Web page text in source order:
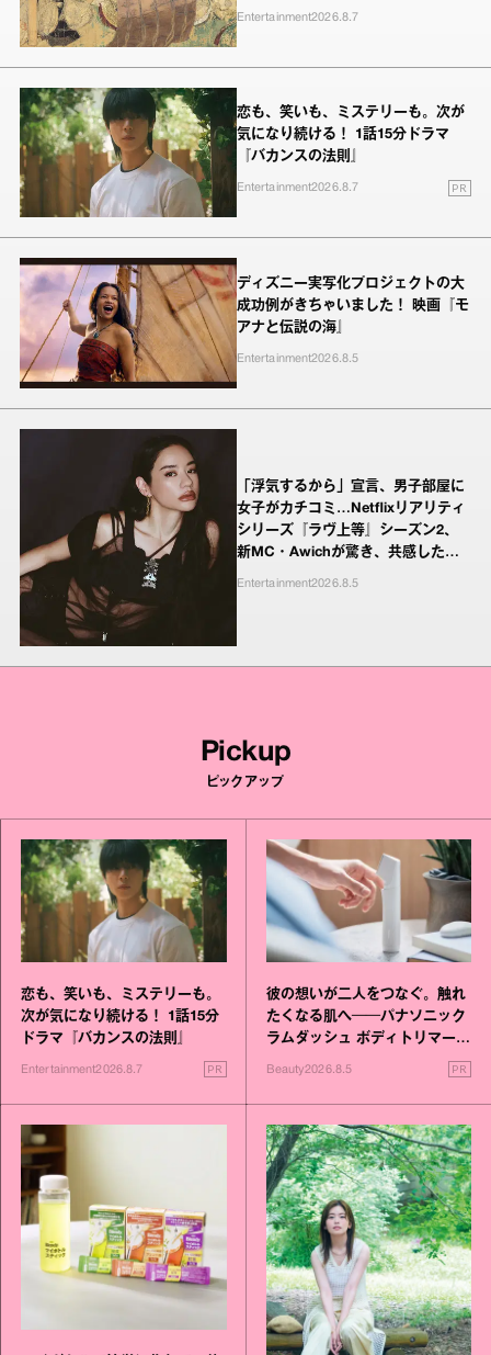
Entertainment2026.8.7
恋も、笑いも、ミステリーも。次が
気になり続ける！ 1話15分ドラマ
『バカンスの法則』
Entertainment2026.8.7 PR
ディズニー実写化プロジェクトの大
成功例がきちゃいました！ 映画『モ
アナと伝説の海』
Entertainment2026.8.5
「浮気するから」宣言、男子部屋に
女子がカチコミ…Netflixリアリティ
シリーズ『ラヴ上等』シーズン2、
新MC・Awichが驚き、共感したヤ
Entertainment2026.8.5
Pickup
ピックアップ
恋も、笑いも、ミステリーも。
次が気になり続ける！ 1話15分
ドラマ『バカンスの法則』
Entertainment2026.8.7 PR
彼の想いが二人をつなぐ。触れ
たくなる肌へ──パナソニック
ラムダッシュ ボディトリマーが
Beauty2026.8.5 PR